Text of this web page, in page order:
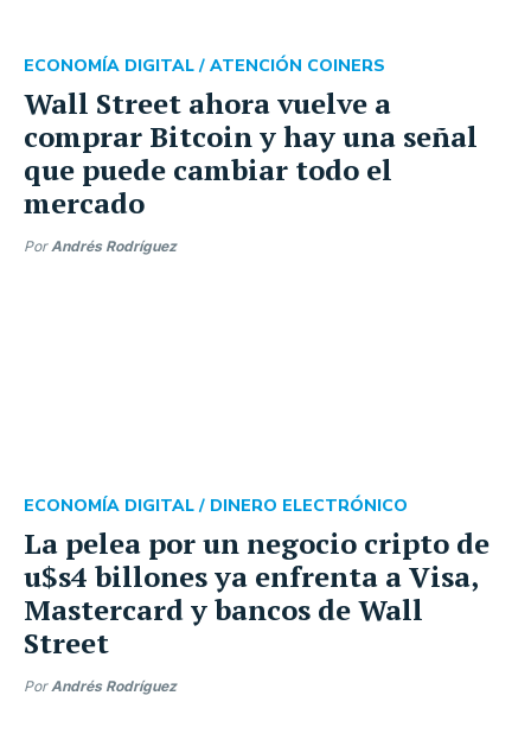
Wall Street ahora vuelve a
comprar Bitcoin y hay una señal
que puede cambiar todo el
mercado
ECONOMÍA DIGITAL / ATENCIÓN COINERS
PorAndrés Rodríguez
La pelea por un negocio cripto de
u$s4 billones ya enfrenta a Visa,
Mastercard y bancos de Wall
Street
ECONOMÍA DIGITAL / DINERO ELECTRÓNICO
PorAndrés Rodríguez